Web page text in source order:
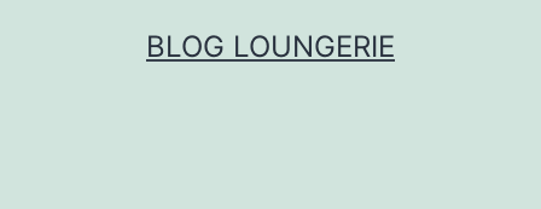
BLOG LOUNGERIE